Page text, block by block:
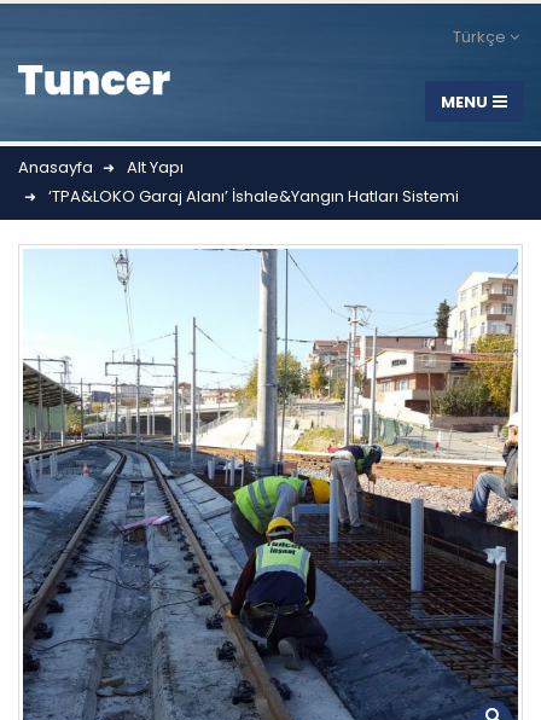
Türkçe
Anasayfa
Alt Yapı
‘TPA&LOKO Garaj Alanı’ İshale&Yangın Hatları Sistemi